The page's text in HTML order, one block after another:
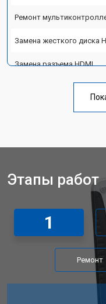
Ремонт
Замена жесткого диска
Замена разъема HDMI
Замена клавиатуры
Замена матрицы
Замена Wi-Fi ноутбука
Ремонт цепи питания
Замена USB порта
Замена звуковой карты
Замена кулера ноутбука
Этапы работ
1
Ремонт